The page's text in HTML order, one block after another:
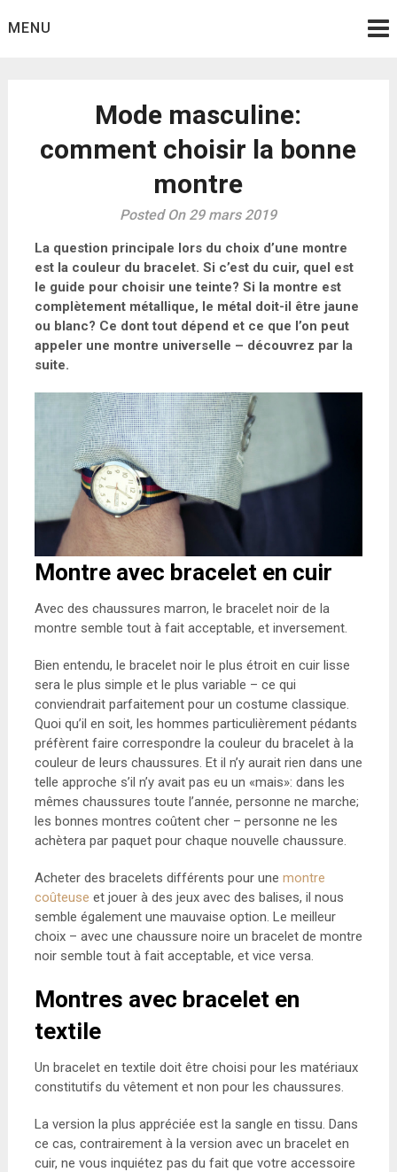
toMENU
Mode masculine:
comment choisir la bonne
montre
Posted On 29 mars 2019
La question principale lors du choix d’une montre
est la couleur du bracelet. Si c’est du cuir, quel est
le guide pour choisir une teinte? Si la montre est
complètement métallique, le métal doit-il être jaune
ou blanc? Ce dont tout dépend et ce que l’on peut
appeler une montre universelle – découvrez par la
suite.
Montre avec bracelet en cuir
Avec des chaussures marron, le bracelet noir de la
montre semble tout à fait acceptable, et inversement.
Bien entendu, le bracelet noir le plus étroit en cuir lisse
sera le plus simple et le plus variable – ce qui
conviendrait parfaitement pour un costume classique.
Quoi qu’il en soit, les hommes particulièrement pédants
préfèrent faire correspondre la couleur du bracelet à la
couleur de leurs chaussures. Et il n’y aurait rien dans une
telle approche s’il n’y avait pas eu un «mais»: dans les
mêmes chaussures toute l’année, personne ne marche;
les bonnes montres coûtent cher – personne ne les
achètera par paquet pour chaque nouvelle chaussure.
Acheter des bracelets différents pour une montre
coûteuse et jouer à des jeux avec des balises, il nous
semble également une mauvaise option. Le meilleur
choix – avec une chaussure noire un bracelet de montre
noir semble tout à fait acceptable, et vice versa.
Montres avec bracelet en
textile
Un bracelet en textile doit être choisi pour les matériaux
constitutifs du vêtement et non pour les chaussures.
La version la plus appréciée est la sangle en tissu. Dans
ce cas, contrairement à la version avec un bracelet en
cuir, ne vous inquiétez pas du fait que votre accessoire